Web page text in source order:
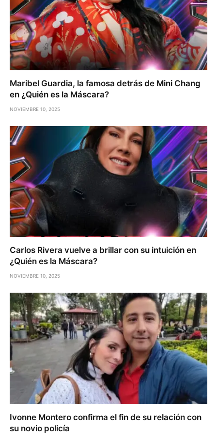
Maribel Guardia, la famosa detrás de Mini Chang
en ¿Quién es la Máscara?
NOVIEMBRE 10, 2025
Carlos Rivera vuelve a brillar con su intuición en
¿Quién es la Máscara?
NOVIEMBRE 10, 2025
Ivonne Montero confirma el fin de su relación con
su novio policía